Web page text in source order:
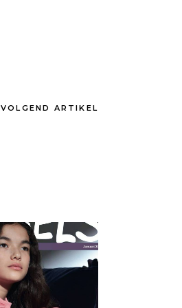
VOLGEND ARTIKEL